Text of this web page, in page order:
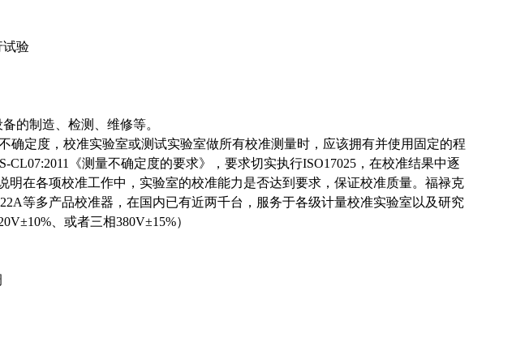
试验
的制造、检测、维修等。
确定度，校准实验室或测试实验室做所有校准测量时，应该拥有并使用固定的程
《测量不确定度的要求》，要求切实执行ISO17025，在校准结果中逐
明在各项校准工作中，实验室的校准能力是否达到要求，保证校准质量。福禄克
等多产品校准器，在国内已有近两千台，服务于各级计量校准实验室以及研究
、或者三相380V±15%）